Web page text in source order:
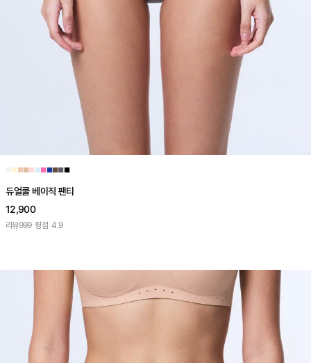
■■■■■■■■■■
듀얼쿨 베이직 팬티
12,900
리뷰999 평점 4.9